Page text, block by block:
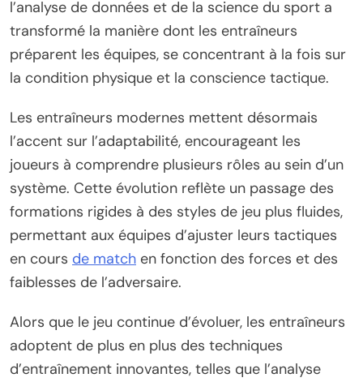
l’analyse de données et de la science du sport a
transformé la manière dont les entraîneurs
préparent les équipes, se concentrant à la fois sur
la condition physique et la conscience tactique.
Les entraîneurs modernes mettent désormais
l’accent sur l’adaptabilité, encourageant les
joueurs à comprendre plusieurs rôles au sein d’un
système. Cette évolution reflète un passage des
formations rigides à des styles de jeu plus fluides,
permettant aux équipes d’ajuster leurs tactiques
en cours de match en fonction des forces et des
faiblesses de l’adversaire.
Alors que le jeu continue d’évoluer, les entraîneurs
adoptent de plus en plus des techniques
d’entraînement innovantes, telles que l’analyse